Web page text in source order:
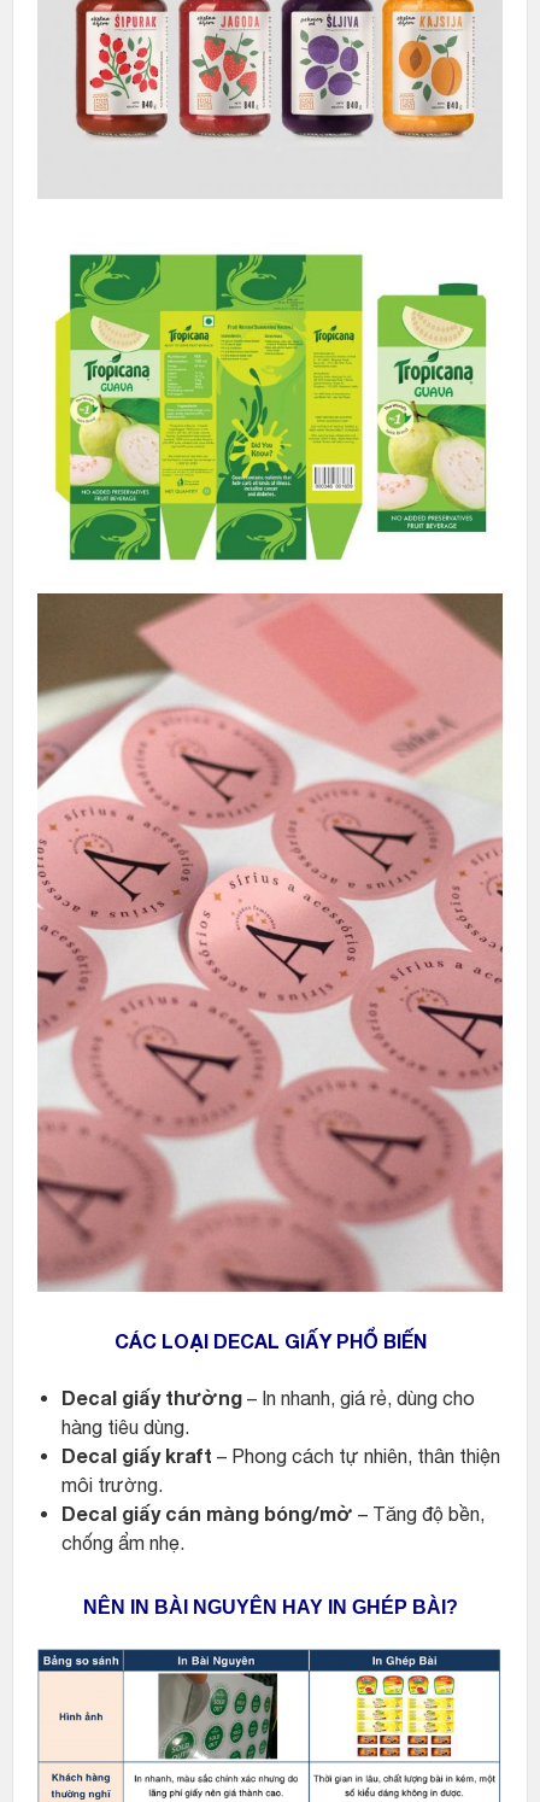
CÁC LOẠI DECAL GIẤY PHỔ BIẾN
Decal giấy thường – In nhanh, giá rẻ, dùng cho
hàng tiêu dùng.
Decal giấy kraft – Phong cách tự nhiên, thân thiện
môi trường.
Decal giấy cán màng bóng/mờ – Tăng độ bền,
chống ẩm nhẹ.
NÊN IN BÀI NGUYÊN HAY IN GHÉP BÀI?